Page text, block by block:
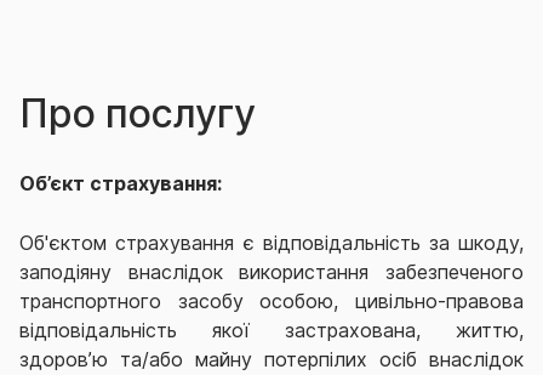
Про послугу
Об’єкт страхування:
Об'єктом страхування є відповідальність за шкоду,
заподіяну внаслідок використання забезпеченого
транспортного засобу особою, цивільно-правова
відповідальність якої застрахована, життю,
здоров’ю та/або майну потерпілих осіб внаслідок